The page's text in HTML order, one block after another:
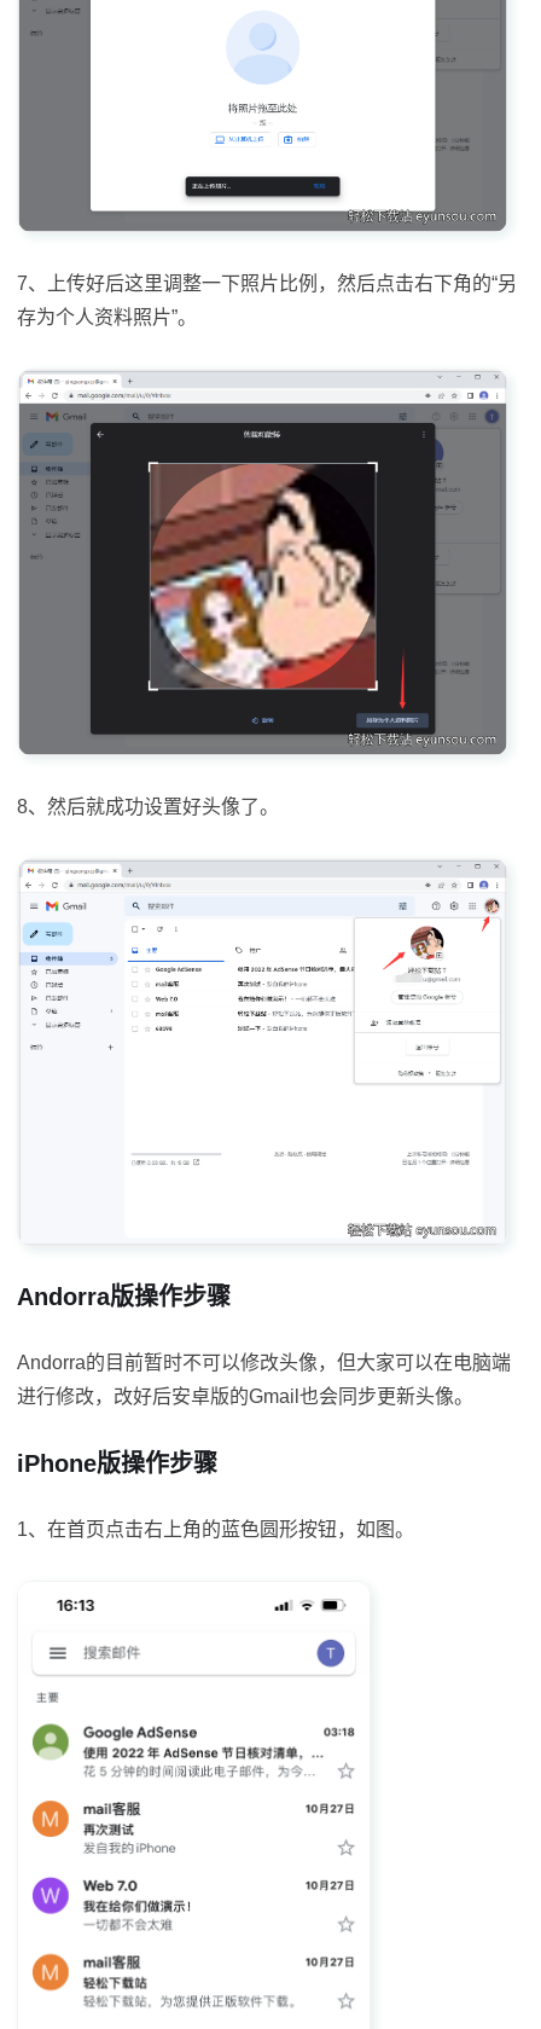
7、上传好后这里调整一下照片比例，然后点击右下角的“另
存为个人资料照片”。
8、然后就成功设置好头像了。
Andorra版操作步骤
Andorra的目前暂时不可以修改头像，但大家可以在电脑端
进行修改，改好后安卓版的Gmail也会同步更新头像。
iPhone版操作步骤
1、在首页点击右上角的蓝色圆形按钮，如图。